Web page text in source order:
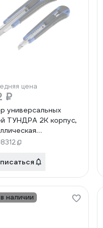
цена
₽
универсальных
ТУНДРА 2К корпус,
мм и 18 мм,
наличии